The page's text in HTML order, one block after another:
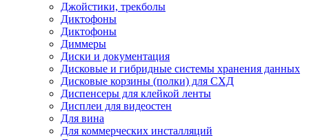
Джойстики, трекболы
Диктофоны
Диктофоны
Диммеры
Диски и документация
Дисковые и гибридные системы хранения данных
Дисковые корзины (полки) для СХД
Диспенсеры для клейкой ленты
Дисплеи для видеостен
Для вина
Для коммерческих инсталляций